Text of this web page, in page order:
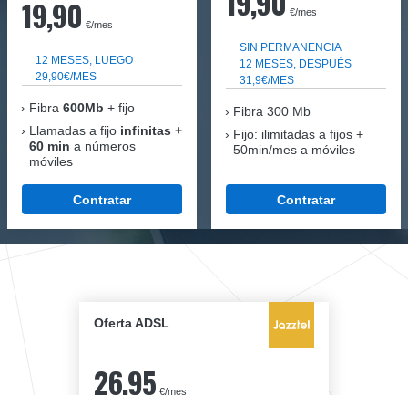
19,90 €/mes
12 MESES, LUEGO
29,90€/MES
Fibra 600Mb + fijo
Llamadas a fijo infinitas +
60 min a números
móviles
Contratar
€/mes
SIN PERMANENCIA
12 MESES, DESPUÉS
31,9€/MES
Fibra 300 Mb
Fijo: ilimitadas a fijos +
50min/mes a móviles
Contratar
Oferta ADSL
26,95 €/mes